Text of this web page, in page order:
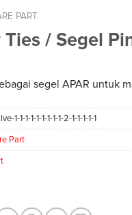
PART
/ Segel
segel APAR untuk
1-1-1-1-1-1-1-1-1-2-1-1-1-1-1
Part